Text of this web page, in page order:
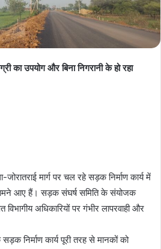
का उपयोग और बिना निगरानी के हो रहा
जोरातराई मार्ग पर चल रहे सड़क निर्माण कार्य में
आए हैं। सड़क संघर्ष समिति के संयोजक
अधिकारियों पर गंभीर लापरवाही और
निर्माण कार्य पूरी तरह से मानकों को